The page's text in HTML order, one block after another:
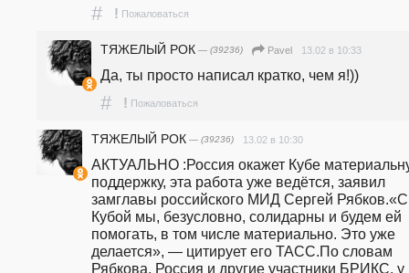
# ! Пожаловаться
ТЯЖЕЛЫЙ РОК — (39236) Pavel 13.02 в 10:33
Да, ты просто написал кратко, чем я!))
# ! Пожаловаться
ТЯЖЕЛЫЙ РОК — (39236) 13.02 в 10:30
АКТУАЛЬНО :Россия окажет Кубе
поддержку, эта работа уже ведётся, заявил
замглавы российского МИД Сергей Рябков.«С
Кубой мы, безусловно, солидарны и будем ей
помогать, в том числе материально. Это уже
делается», — цитирует его ТАСС.По словам
Рябкова, Россия и другие участники БРИКС, у